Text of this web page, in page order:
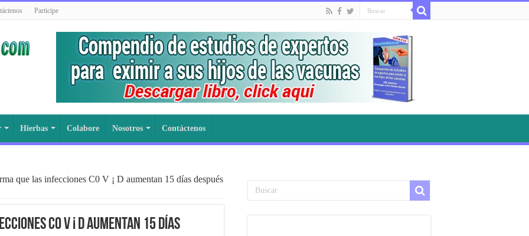
Participe
Hierbas Colabore Nosotros Contáctenos
que las infecciones C0 V ¡ D aumentan 15 días después
C0 V ¡ D aumentan 15 días